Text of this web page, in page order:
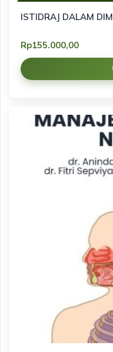
ISTIDRAJ DALAM
Rp155.000,00